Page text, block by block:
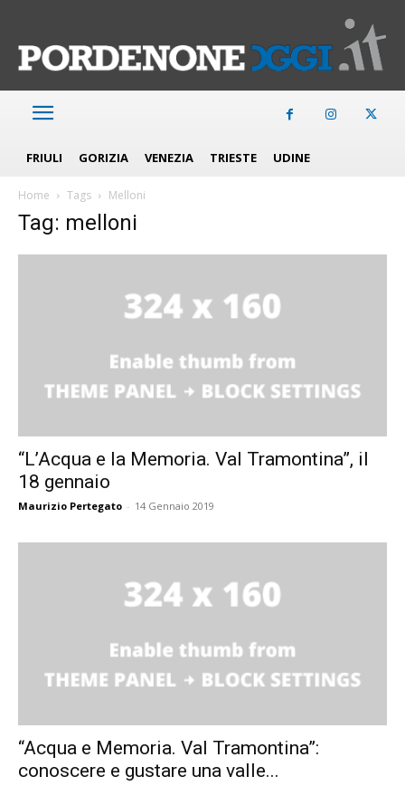
FRIULI GORIZIA VENEZIA TRIESTE UDINE
Home Tags Melloni
Tag: melloni
“L’Acqua e la Memoria. Val Tramontina”, il
18 gennaio
Maurizio Pertegato - 14 Gennaio 2019
“Acqua e Memoria. Val Tramontina”:
conoscere e gustare una valle...